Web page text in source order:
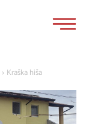
> Kraška hiša